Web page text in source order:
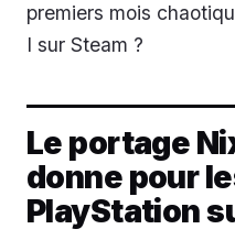
premiers mois
I sur Steam ?
Le portage
donne pour
PlayStation